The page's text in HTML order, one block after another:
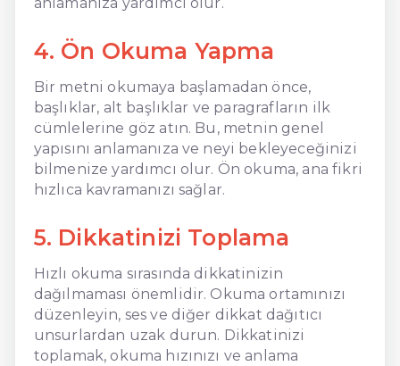
4. Ön Okuma Yapma
Bir metni okumaya başlamadan önce,
başlıklar, alt başlıklar ve paragrafların ilk
cümlelerine göz atın. Bu, metnin genel
yapısını anlamanıza ve neyi bekleyeceğinizi
bilmenize yardımcı olur. Ön okuma, ana fikri
hızlıca kavramanızı sağlar.
5. Dikkatinizi Toplama
Hızlı okuma sırasında dikkatinizin
dağılmaması önemlidir. Okuma ortamınızı
düzenleyin, ses ve diğer dikkat dağıtıcı
unsurlardan uzak durun. Dikkatinizi
toplamak, okuma hızınızı ve anlama